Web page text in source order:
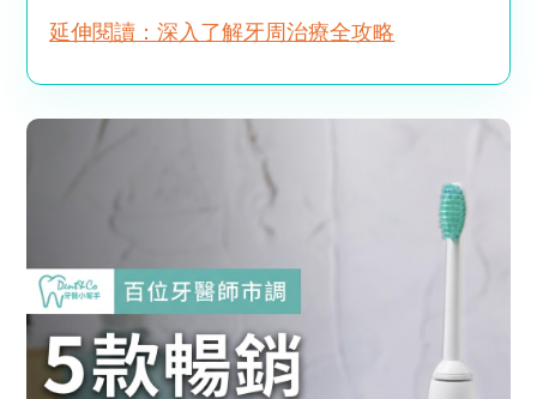
延伸閱讀：深入了解牙周治療全攻略